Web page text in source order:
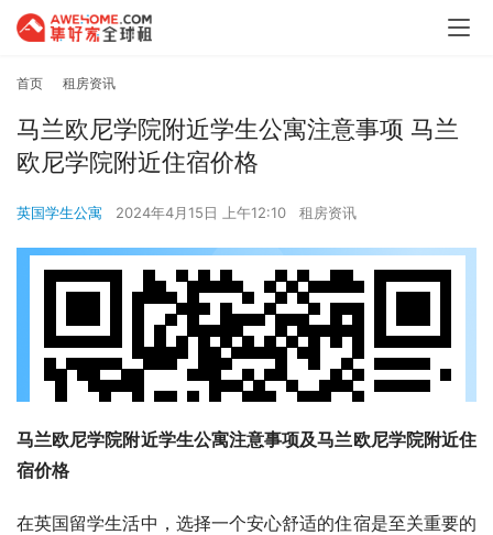
首页 租房资讯
马兰欧尼学院附近学生公寓注意事项 马兰
欧尼学院附近住宿价格
英国学生公寓 2024年4月15日 上午12:10 租房资讯
马兰欧尼学院附近学生公寓注意事项及马兰欧尼学院附近住
宿价格
在英国留学生活中，选择一个安心舒适的住宿是至关重要的